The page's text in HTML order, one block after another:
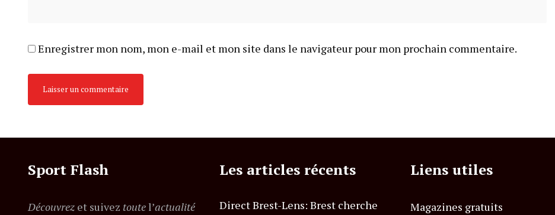
Enregistrer mon nom, mon e-mail et mon site dans le navigateur pour mon prochain commentaire.
Sport Flash
Découvrez et suivez toutel’actualité
Les articles récents
Direct Brest-Lens: Brest cherche
Liens utiles
Magazines gratuits